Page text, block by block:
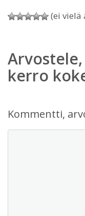
(ei vielä
kerro
Kommentti,